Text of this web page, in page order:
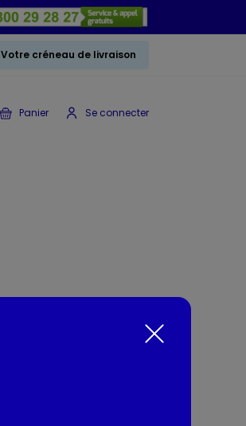
Votre créneau de livraison
Panier Se connecter